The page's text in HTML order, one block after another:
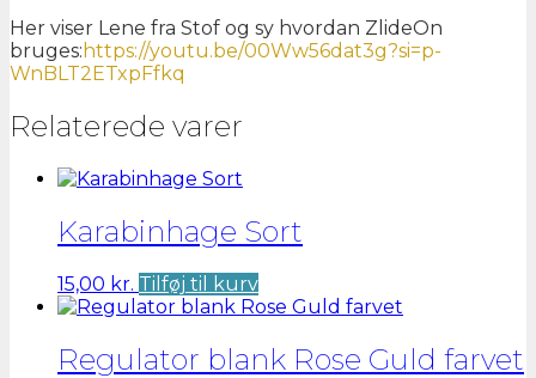
Her viser Lene fra Stof og sy hvordan ZlideOn
bruges: https://youtu.be/00Ww56dat3g?si=p-
WnBLT2ETxpFfkq
Relaterede varer
Karabinhage Sort
15,00 kr. Tilføj til kurv
Regulator blank Rose Guld farvet